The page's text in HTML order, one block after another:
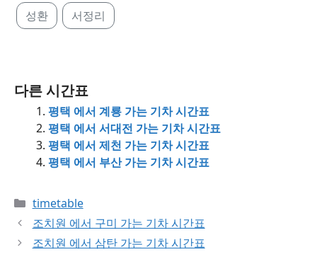
성환 서정리
다른 시간표
평택 에서 계룡 가는 기차 시간표
평택 에서 서대전 가는 기차 시간표
평택 에서 제천 가는 기차 시간표
평택 에서 부산 가는 기차 시간표
Categories
timetable
조치원 에서 구미 가는 기차 시간표
조치원 에서 삼탄 가는 기차 시간표